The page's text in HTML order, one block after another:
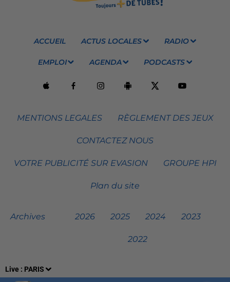
Live : PARIS
ACCUEIL ACTUS LOCALES RADIO
EMPLOI AGENDA PODCASTS
MENTIONS LEGALES RÈGLEMENT DES JEUX
CONTACTEZ NOUS
VOTRE PUBLICITÉ SUR EVASION GROUPE HPI
Plan du site
Archives 2026 2025 2024 2023
2022